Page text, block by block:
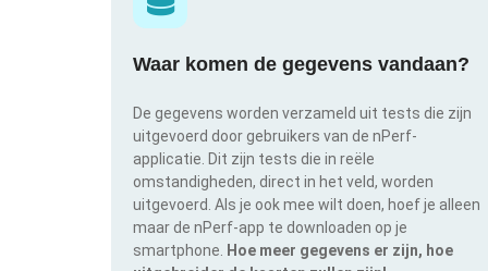
Waar komen de gegevens vandaan?
De gegevens worden verzameld uit tests die zijn
uitgevoerd door gebruikers van de nPerf-
applicatie. Dit zijn tests die in reële
omstandigheden, direct in het veld, worden
uitgevoerd. Als je ook mee wilt doen, hoef je alleen
maar de nPerf-app te downloaden op je
smartphone.
Hoe meer gegevens er zijn, hoe